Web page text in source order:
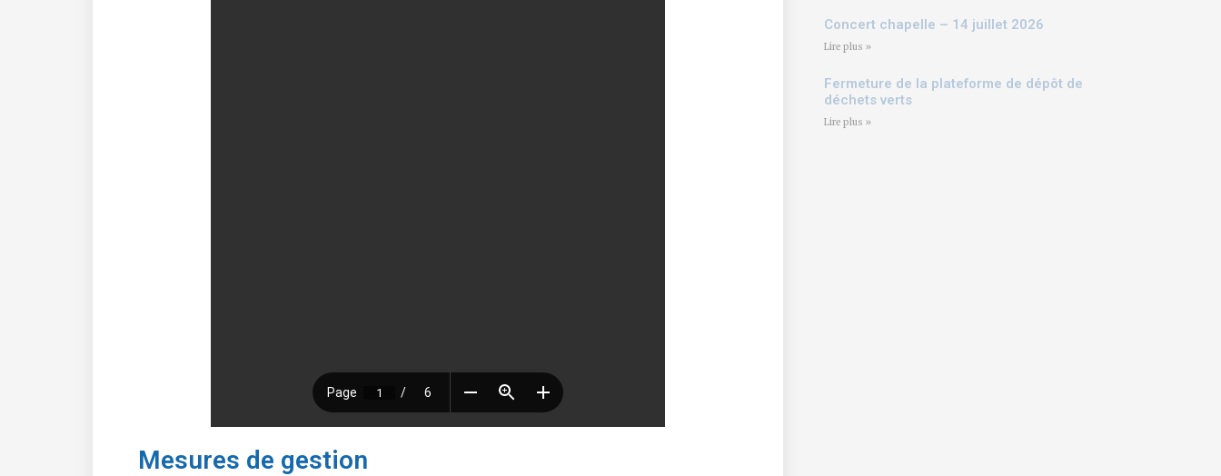
Mesures de gestion
Concert chapelle – 14 juillet 2026
Lire plus »
Fermeture de la plateforme de dépôt de
déchets verts
Lire plus »